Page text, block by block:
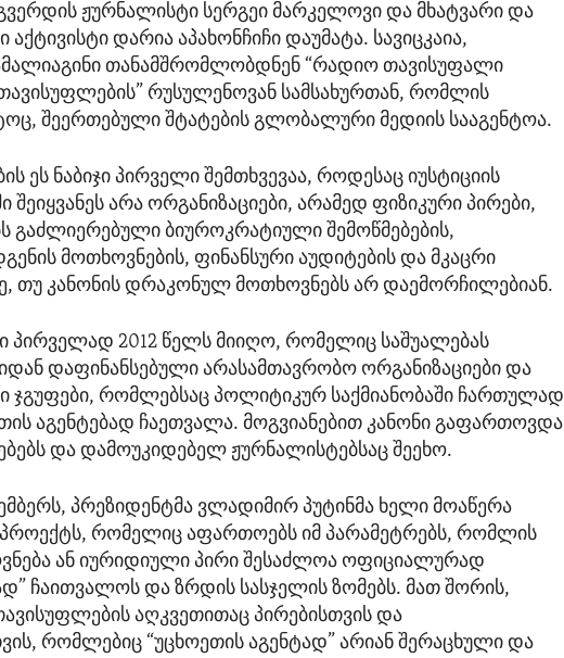
ჟურნალისტი სერგეი მარკელოვი და მხატვარი და
დარია აპახონჩიჩი დაუმატა. სავიცკაია,
თანამშრომლობდნენ “რადიო თავისუფალი
რუსულენოვან სამსახურთან, რომლის
შეერთებული შტატების გლობალური მედიის სააგენტოა.
ეს ნაბიჯი პირველი შემთხვევაა, როდესაც იუსტიციის
შეიყვანეს არა ორგანიზაციები, არამედ ფიზიკური პირები,
გაძლიერებული ბიუროკრატიული შემოწმებების,
მოთხოვნების, ფინანსური აუდიტების და მკაცრი
თუ კანონის დრაკონულ მოთხოვნებს არ დაემორჩილებიან.
პირველად 2012 წელს მიიღო, რომელიც საშუალებას
დაფინანსებული არასამთავრობო ორგანიზაციები და
რომლებსაც პოლიტიკურ საქმიანობაში ჩართულად
აგენტებად ჩაეთვალა. მოგვიანებით კანონი გაფართოვდა
და დამოუკიდებელ ჟურნალისტებსაც შეეხო.
პრეზიდენტმა ვლადიმირ პუტინმა ხელი მოაწერა
რომელიც აფართოებს იმ პარამეტრებს, რომლის
ან იურიდიული პირი შესაძლოა ოფიციალურად
ჩაითვალოს და ზრდის სასჯელის ზომებს. მათ შორის,
აღკვეთითაც პირებისთვის და
რომლებიც “უცხოეთის აგენტად” არიან შერაცხული და